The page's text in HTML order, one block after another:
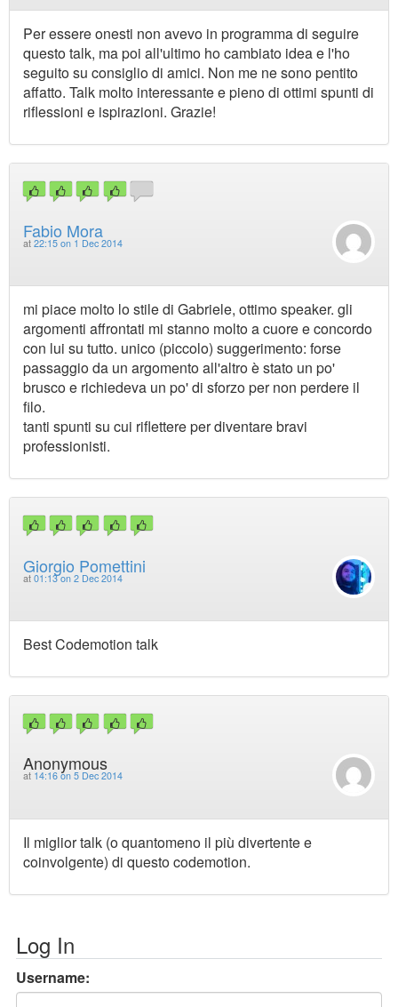
Per essere onesti non avevo in programma di seguire
questo talk, ma poi all'ultimo ho cambiato idea e l'ho
seguito su consiglio di amici. Non me ne sono pentito
affatto. Talk molto interessante e pieno di ottimi spunti di
riflessioni e ispirazioni. Grazie!
Fabio Mora
at 22:15 on 1 Dec 2014
mi piace molto lo stile di Gabriele, ottimo speaker. gli
argomenti affrontati mi stanno molto a cuore e concordo
con lui su tutto. unico (piccolo) suggerimento: forse
passaggio da un argomento all'altro è stato un po'
brusco e richiedeva un po' di sforzo per non perdere il
filo.
tanti spunti su cui riflettere per diventare bravi
professionisti.
Giorgio Pomettini
at 01:13 on 2 Dec 2014
Best Codemotion talk
Anonymous
at 14:16 on 5 Dec 2014
Il miglior talk (o quantomeno il più divertente e
coinvolgente) di questo codemotion.
Log In
Username: